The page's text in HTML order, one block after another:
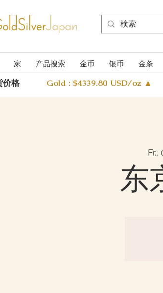
家 产品搜索 金币 银币 金条
价格 Gold : $4339.80 USD/oz ▲
Fr.,
东